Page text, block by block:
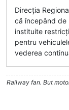
Direcţia
că începând de
instituite
pentru
vederea
Railway fan. But